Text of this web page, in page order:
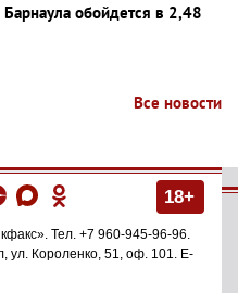
обойдется в 2,48
Все новости
18+
. Тел. +7 960-945-96-96
ул. Короленко, 51, оф. 101
. E-